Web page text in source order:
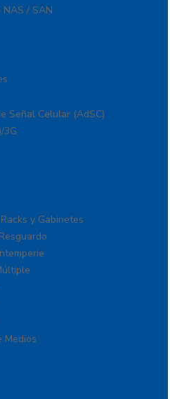
/ SAN y Servidores
/ SAN
4G LTE, 3G y Voz
Señal Celular (AdSC)
3G
y Gabinetes
Medios